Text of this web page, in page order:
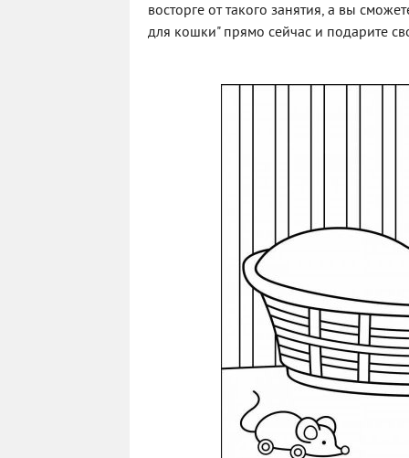
восторге от такого занятия, а вы
для кошки" прямо сейчас и подарите